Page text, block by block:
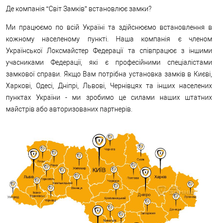
Де компанія “Світ Замків” встановлює замки?
Ми працюємо по всій Україні та здійснюємо встановлення в
кожному населеному пункті. Наша компанія є членом
Української Локсмайстер Федерації та співпрацює з іншими
учасниками Федерації, які є професійними спеціалістами
замкової справи. Якщо Вам потрібна установка замків в Києві,
Харкові, Одесі, Дніпрі, Львові, Чернівцях та інших населених
пунктах України - ми зробимо це силами наших штатних
майстрів або авторизованих партнерів.